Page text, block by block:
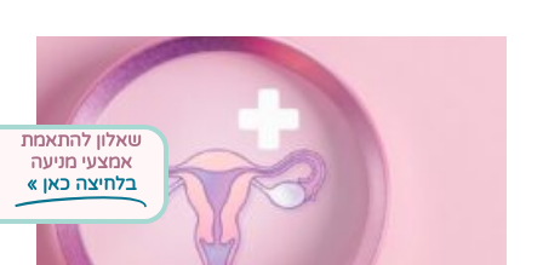
שאלון להתאמת
אמצעי מניעה
בלחיצה כאן »